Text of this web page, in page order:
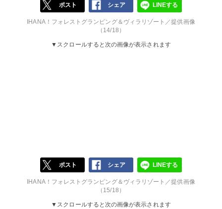
ポスト シェア LINEする
IHANA！フォレストグランピング＆ヴィラリゾート／提供画像
（14/18）
▼スクロールすると次の画像が表示されます
ポスト シェア LINEする
IHANA！フォレストグランピング＆ヴィラリゾート／提供画像
（15/18）
▼スクロールすると次の画像が表示されます